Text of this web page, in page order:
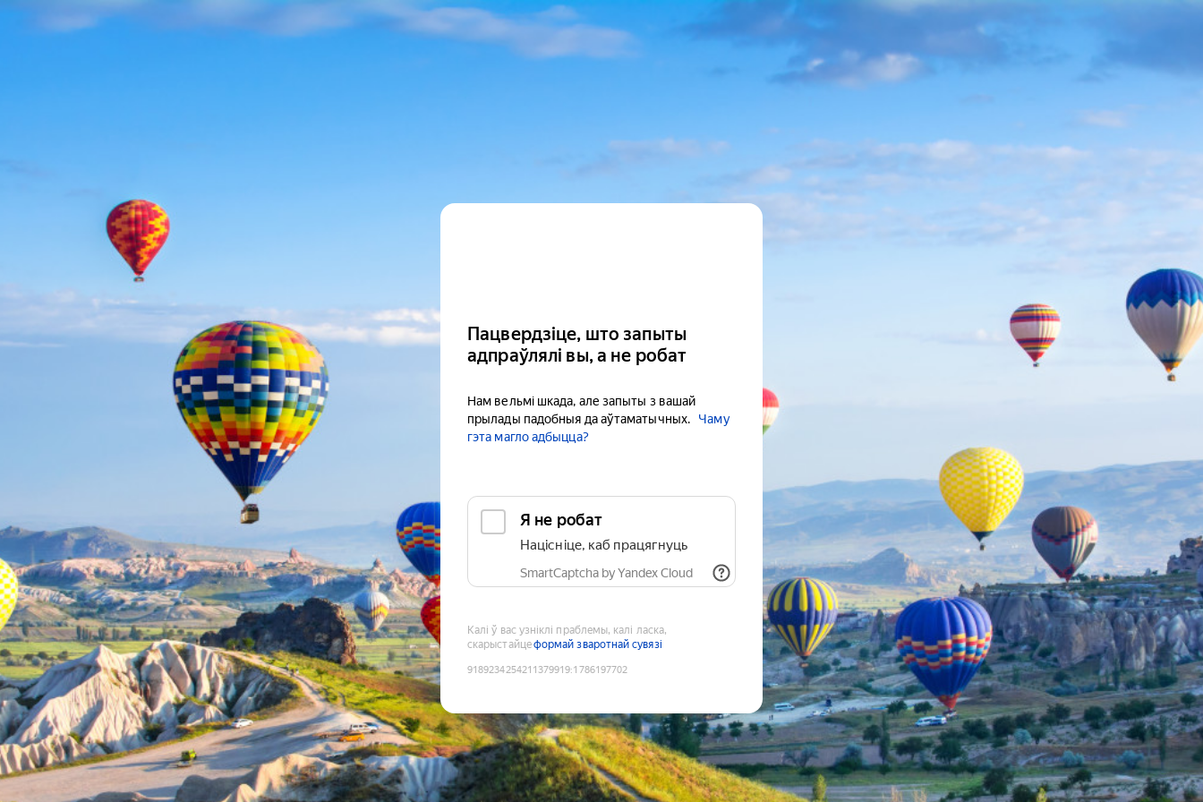
Пацвердзіце, што запыты
адпраўлялі вы, а не робат
Нам вельмі шкада, але запыты з вашай
прылады падобныя да аўтаматычных.
Чаму
гэта магло адбыцца?
Я не робат
Націсніце, каб працягнуць
SmartCaptcha by Yandex Cloud
Калі ў вас узніклі праблемы, калі ласка,
скарыстайцеформай зваротнай сувязі
9189234254211379919:1786197702